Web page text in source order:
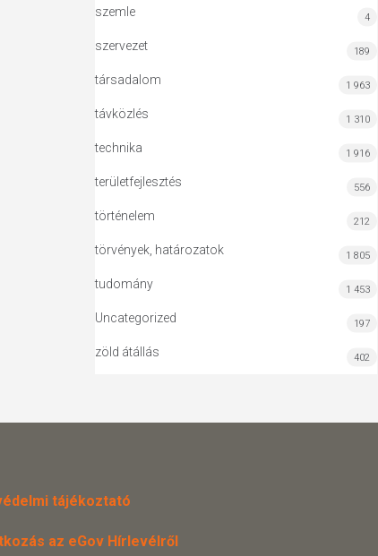
szemle 4
szervezet 189
társadalom 1 963
távközlés 1 310
technika 1 916
területfejlesztés 556
történelem 212
törvények, határozatok 1 805
tudomány 1 453
Uncategorized 197
zöld átállás 402
tájékoztató
az eGov Hírlevélről